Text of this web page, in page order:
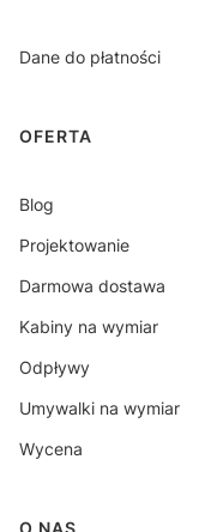
Dane do płatności
OFERTA
Blog
Projektowanie
Darmowa dostawa
Kabiny na wymiar
Odpływy
Umywalki na wymiar
Wycena
O NAS